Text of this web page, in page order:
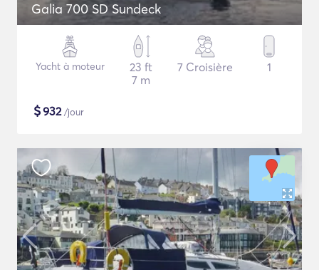
Galia 700 SD Sundeck
Yacht à moteur
23 ft
7 m
7 Croisière 1
$932/jour